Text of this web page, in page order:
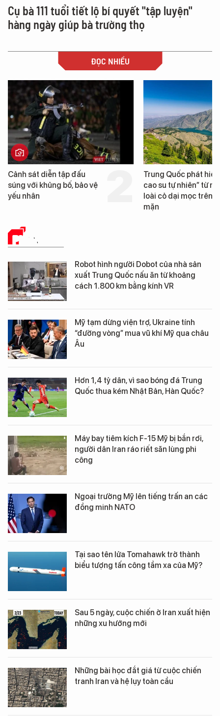
Cụ bà 111 tuổi tiết lộ bí quyết "tập luyện"
hàng ngày giúp bà trường thọ
ĐỌC NHIỀU
Cảnh sát diễn tập đấu
súng với khủng bố, bảo vệ
yếu nhân
Trung Quốc phát hiện
cao su tự nhiên” từ
loài cỏ dại mọc trên
mặn
PHÂN TÍCH
Robot hình người Dobot của nhà sản
xuất Trung Quốc nấu ăn từ khoảng
cách 1.800 km bằng kính VR
Mỹ tạm dừng viện trợ, Ukraine tính
“đường vòng” mua vũ khí Mỹ qua châu
Âu
Hơn 1,4 tỷ dân, vì sao bóng đá Trung
Quốc thua kém Nhật Bản, Hàn Quốc?
Máy bay tiêm kích F-15 Mỹ bị bắn rơi,
người dân Iran ráo riết săn lùng phi
công
Ngoại trưởng Mỹ lên tiếng trấn an các
đồng minh NATO
Tại sao tên lửa Tomahawk trở thành
biểu tượng tấn công tầm xa của Mỹ?
Sau 5 ngày, cuộc chiến ở Iran xuất hiện
những xu hướng mới
Những bài học đắt giá từ cuộc chiến
tranh Iran và hệ lụy toàn cầu